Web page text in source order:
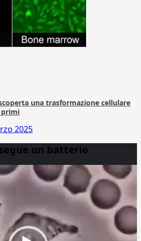
una trasformazione cellulare
primi
2025
un batterio